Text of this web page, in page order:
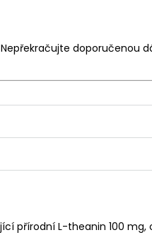
doporučenou
přírodní L-theanin 100